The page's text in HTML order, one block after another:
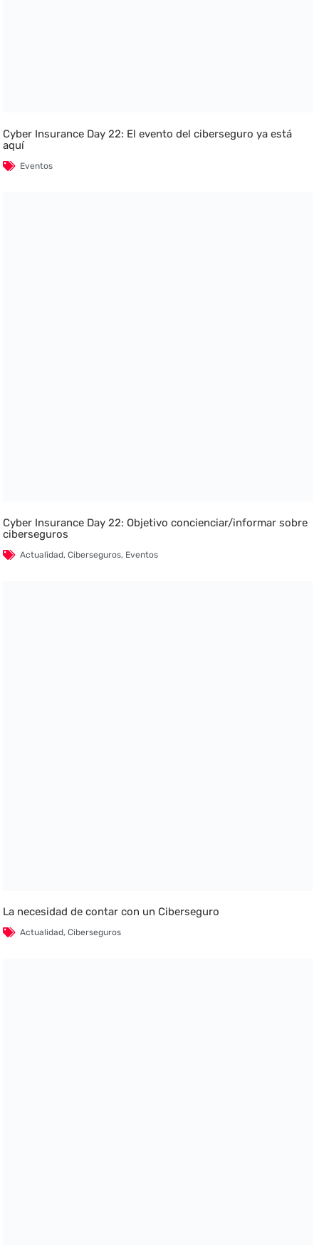
Cyber Insurance Day 22: El evento del ciberseguro ya está
aquí
Eventos
Cyber Insurance Day 22: Objetivo concienciar/informar sobre
ciberseguros
Actualidad,Ciberseguros, Eventos
La necesidad de contar con un Ciberseguro
Actualidad,Ciberseguros